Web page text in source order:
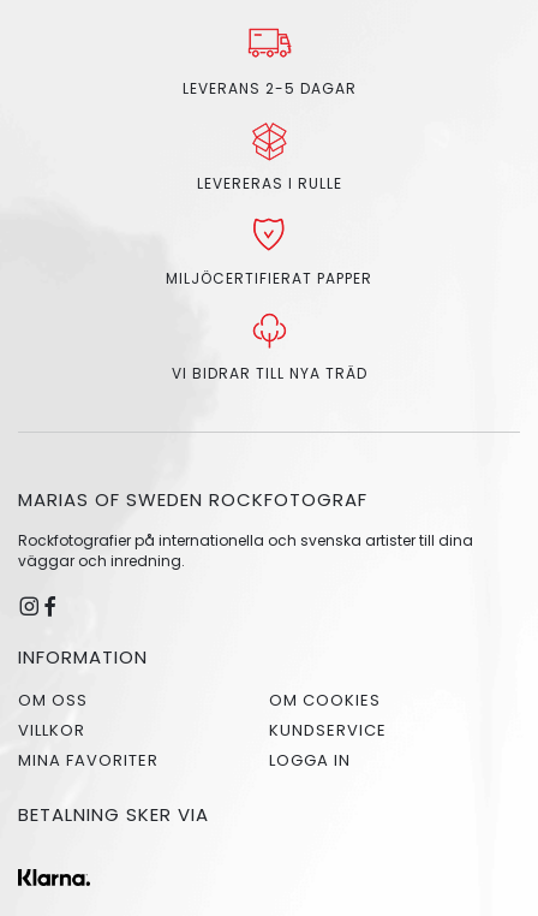
LEVERANS 2-5 DAGAR
LEVERERAS I RULLE
MILJÖCERTIFIERAT PAPPER
VI BIDRAR TILL NYA TRÄD
MARIAS OF SWEDEN ROCKFOTOGRAF
Rockfotografier på internationella och svenska artister till dina
väggar och inredning.
INFORMATION
OM OSS
OM COOKIES
VILLKOR
KUNDSERVICE
MINA FAVORITER
LOGGA IN
BETALNING SKER VIA